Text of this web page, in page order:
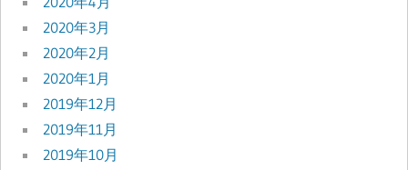
2020年3月
2020年2月
2020年1月
2019年12月
2019年11月
2019年10月